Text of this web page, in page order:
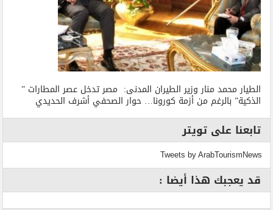
الطيار محمد منار وزير الطيران المدنى: مصر تدخل عصر المطارات ”
الذكية” بالرغم من أزمة كورونا… حوار الصحفي أشرف الحديدي
تابعنا على تويتر
Tweets by ArabTourismNews
قد يعجبك هذا أيضا :